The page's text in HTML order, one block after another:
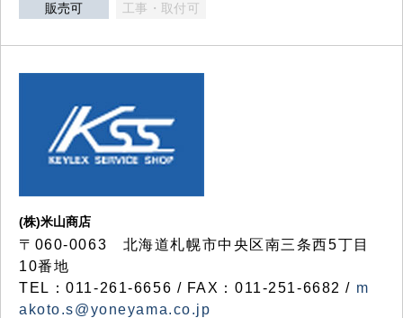
販売可 工事・取付可
(株)米山商店
〒060-0063 北海道札幌市中央区南三条西5丁目
10番地
TEL：011-261-6656 / FAX：011-251-6682 / m
akoto.s@yoneyama.co.jp